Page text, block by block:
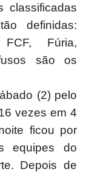
classificadas
definidas:
FCF, Fúria,
são os
(2) pelo
vezes em 4
ficou por
equipes do
Depois de